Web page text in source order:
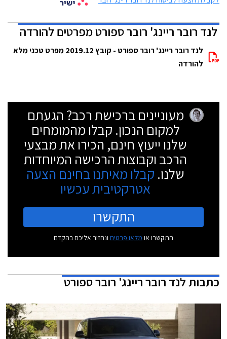
לנד רובר ריינג' רובר ספורט מפרטים להורדה
לנד רובר ריינג' רובר ספורט - קובץ 2019.12 מפרט טכני מלא
להורדה
מעוניינים ברכישת רכב? הגעתם
למקום הנכון. קבלו מהמומחים
שלנו ייעוץ חינם, הכירו את מבצעי
הרכב וקבוצות הרכישה המיוחדות
שלנו. קבלו מאיתנו בחינם הצעה
אטרקטיבית עכשיו
התקשרו
התקשרו או מלאו פרטים ונחזור אליכם בהקדם
כתבותלנד רובר ריינג' רובר ספורט